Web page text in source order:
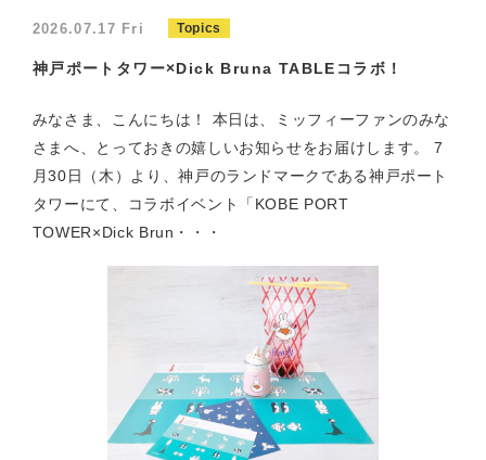
2026.07.17 Fri Topics
神戸ポートタワー×Dick Bruna TABLEコラボ！
みなさま、こんにちは！ 本日は、ミッフィーファンのみな
さまへ、とっておきの嬉しいお知らせをお届けします。 7
月30日（木）より、神戸のランドマークである神戸ポート
タワーにて、コラボイベント「KOBE PORT
TOWER×Dick Brun・・・